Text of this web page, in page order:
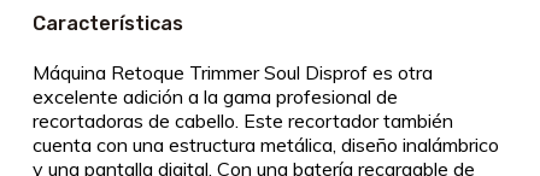
Características
Máquina Retoque Trimmer Soul Disprof es otra
excelente adición a la gama profesional de
recortadoras de cabello. Este recortador también
cuenta con una estructura metálica, diseño inalámbrico
y una pantalla digital. Con una batería recargable de